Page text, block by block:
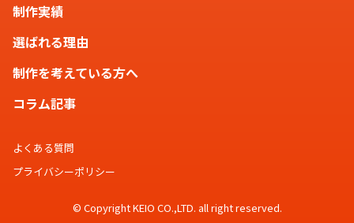
制作実績
選ばれる理由
制作を考えている方へ
コラム記事
よくある質問
プライバシーポリシー
© Copyright KEIO CO.,LTD. all right reserved.